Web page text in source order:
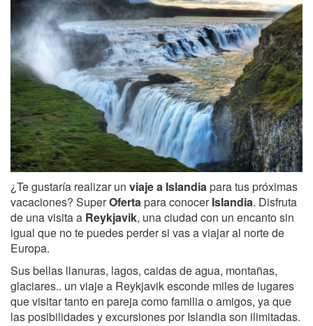
¿Te gustaría realizar un viaje a Islandiapara tus próximas
vacaciones? SuperOfertapara conocerIslandia. Disfruta
de una visita a Reykjavik, una ciudad con un encanto sin
igual que no te puedes perder si vas a viajar al norte de
Europa.
Sus bellas llanuras, lagos, caidas de agua, montañas,
glaciares.. un viaje a Reykjavik esconde miles de lugares
que visitar tanto en pareja como familia o amigos, ya que
las posibilidades y excursiones por Islandia son ilimitadas.